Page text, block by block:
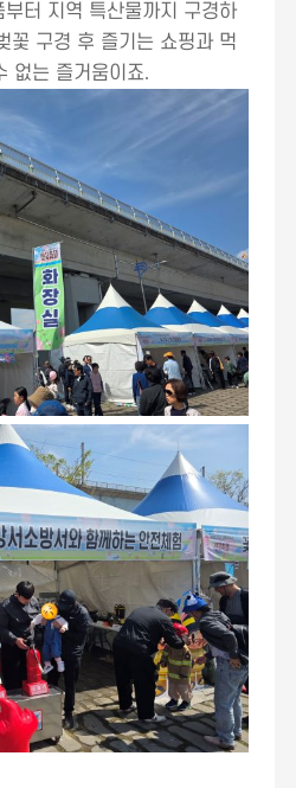
부터 지역 특산물까지 구경하
꽃 구경 후 즐기는 쇼핑과 먹
없는 즐거움이죠.